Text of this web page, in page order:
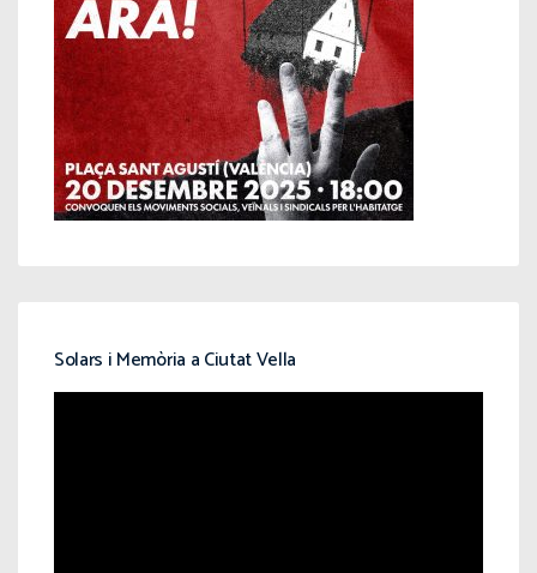
Solars i Memòria a Ciutat Vella